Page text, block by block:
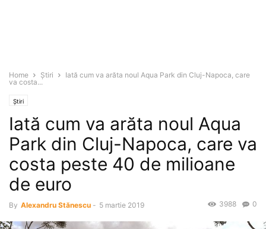
Home Știri
Iată cum va arăta noul Aqua Park din Cluj-Napoca, care
va costa...
Știri
Iată cum va arăta noul Aqua
Park din Cluj-Napoca, care va
costa peste 40 de milioane
de euro
By Alexandru Stănescu - 5 martie 2019 0
3988